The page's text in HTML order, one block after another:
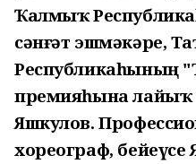
Ҡалмыҡ
сәнғәт эшмәкәре,
Республикаһының
премияһына лайыҡ
Яшкулов.
хореограф,